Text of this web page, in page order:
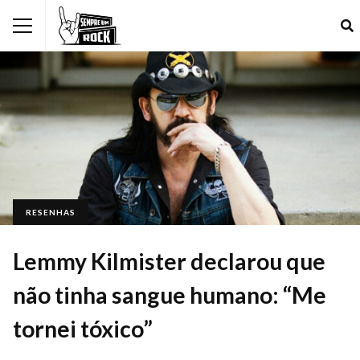
RESENHAS
Lemmy Kilmister declarou que
não tinha sangue humano: “Me
tornei tóxico”